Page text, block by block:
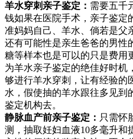
羊水穿刺亲子鉴定： 需要五千
钱如果在医院手术，亲子鉴定
准妈妈自己、羊水、倘若是父
还有可能性是亲生爸爸的男性
糖等样本也是可以的只是费用
为羊水亲子鉴定的绝佳好时机
够进行羊水穿刺，让有经验的
水，假使抽的羊水跟往多见到
鉴定机构去。
静脉血产前亲子鉴定： 只需怀
测，抽取妊妇血液10多毫升和